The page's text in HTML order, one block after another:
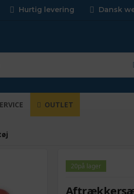
Hurtig levering Dansk
OUTLET
20på lager